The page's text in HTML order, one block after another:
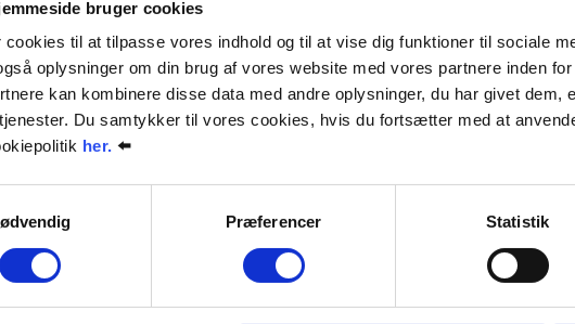
bruger cookies
cookies til at tilpasse vores indhold og til at vise dig funktioner til sociale
oplysninger om din brug af vores website med vores partnere inden
kan kombinere disse data med andre oplysninger, du har givet dem,
Du samtykker til vores cookies, hvis du fortsætter med at
her. ⬅️
Præferencer Statistik
sikkerhed
cyber-og datasikkerhed, databeskyttelse og dataetik.
på tlf. 61 66 51 88 eller via kontakt os – knappen herunder.